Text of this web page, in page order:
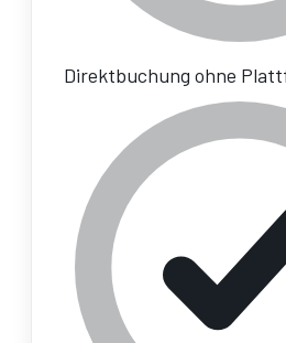
Direktbuchung ohne